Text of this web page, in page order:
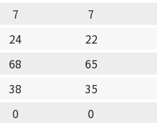
7 7
24 22
68 65
38 35
0 0